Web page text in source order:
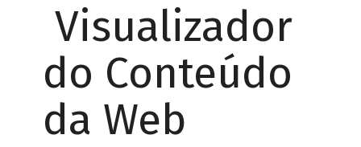
Visualizador
do Conteúdo
da Web